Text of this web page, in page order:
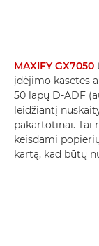
MAXIFY GX7050
įdėjimo kasetes
50 lapų D-ADF
leidžiantį
pakartotinai. Tai
keisdami
kartą, kad būtų